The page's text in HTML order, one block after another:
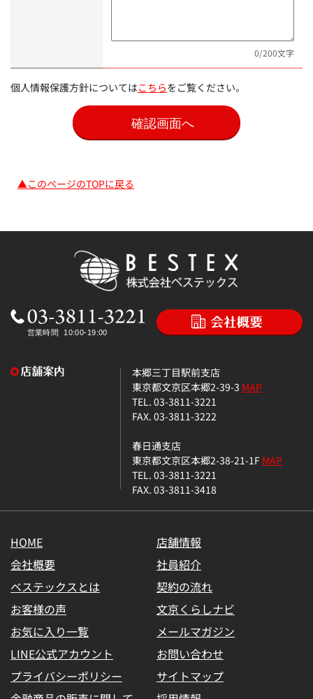
0/200文字
個人情報保護方針についてはこちらをご覧ください。
▲このページのTOPに戻る
本郷三丁目駅前支店
東京都文京区本郷2-39-3 MAP
TEL. 03-3811-3221
FAX. 03-3811-3222
春日通支店
東京都文京区本郷2-38-21-1FMAP
TEL. 03-3811-3221
FAX. 03-3811-3418
HOME
店舗情報
会社概要
社員紹介
ベステックスとは
契約の流れ
お客様の声
文京くらしナビ
お気に入り一覧
メールマガジン
LINE公式アカウント
お問い合わせ
プライバシーポリシー
サイトマップ